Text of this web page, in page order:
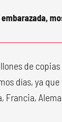
de
días, ya
Francia,